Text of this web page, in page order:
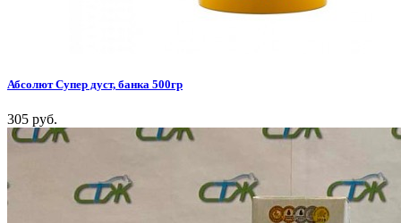
Абсолют Супер дуст, банка 500гр
305 руб.